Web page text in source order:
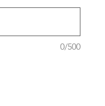
0/500